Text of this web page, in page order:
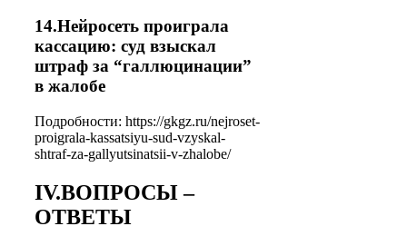
14.Нейросеть проиграла
кассацию: суд взыскал
штраф за “галлюцинации”
в жалобе
Подробности: https://gkgz.ru/nejroset-
proigrala-kassatsiyu-sud-vzyskal-
shtraf-za-gallyutsinatsii-v-zhalobe/
IV.ВОПРОСЫ –
ОТВЕТЫ